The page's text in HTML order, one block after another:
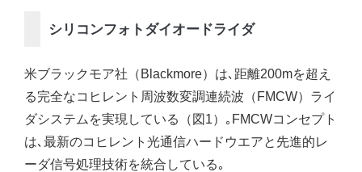
シリコンフォトダイオードライダ
米ブラックモア社（Blackmore）は､距離200mを超え
る完全なコヒレント周波数変調連続波（FMCW）ライ
ダシステムを実現している（図1）｡FMCWコンセプト
は､最新のコヒレント光通信ハードウエアと先進的レ
ーダ信号処理技術を統合している｡